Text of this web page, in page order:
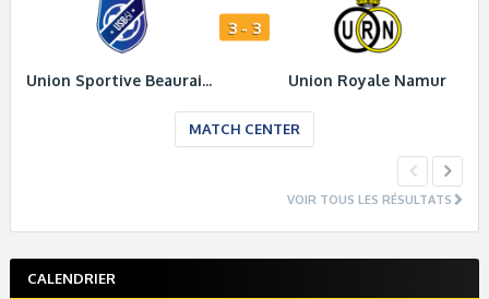
Union Sportive Beauraing 61
3 - 3
Union Royale Namur
MATCH CENTER
VOIR TOUS LES RÉSULTATS
CALENDRIER